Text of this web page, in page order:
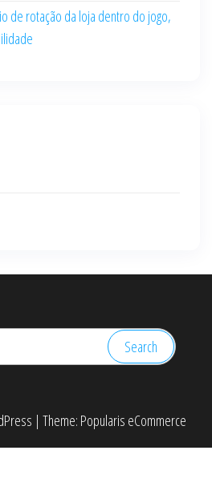
de rotação da loja dentro do jogo,
| Theme: Popularis eCommerce